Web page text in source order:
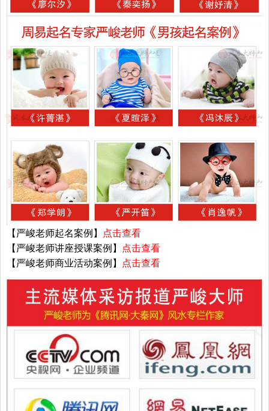
【严峻老师起名案例】
点击查看
【严峻老师讲座授课案例】
点击查看
【严峻老师商业活动案例】
点击查看